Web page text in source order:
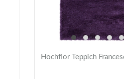
Hochflor Teppich